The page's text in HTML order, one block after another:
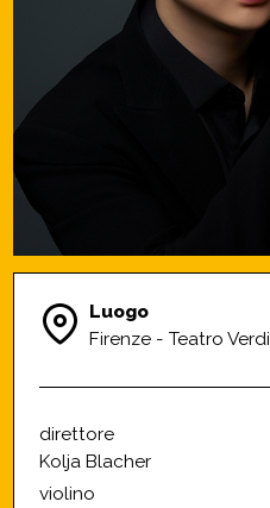
Luogo
Firenze - Teatro Verdi
direttore
Kolja Blacher
violino